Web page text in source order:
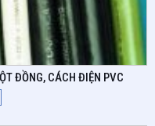
ĐỒNG, CÁCH ĐIỆN PVC